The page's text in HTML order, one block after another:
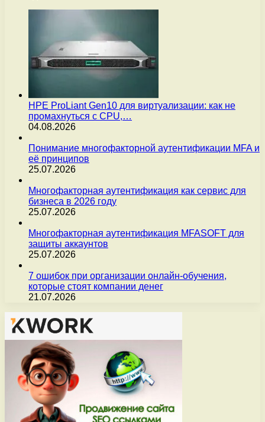
HPE ProLiant Gen10 для виртуализации: как не
промахнуться с CPU,…
04.08.2026
Понимание многофакторной аутентификации MFA и
её принципов
25.07.2026
Многофакторная аутентификация как сервис для
бизнеса в 2026 году
25.07.2026
Многофакторная аутентификация MFASOFT для
защиты аккаунтов
25.07.2026
7 ошибок при организации онлайн-обучения,
которые стоят компании денег
21.07.2026